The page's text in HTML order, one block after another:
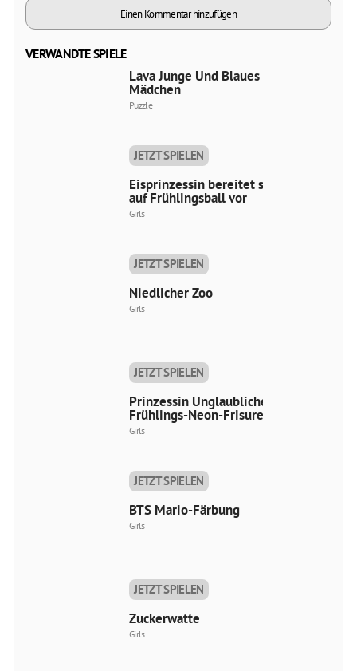
Einen Kommentar hinzufügen
VERWANDTE SPIELE
Lava Junge Und Blaues
Mädchen
Puzzle
JETZT SPIELEN
Eisprinzessin bereitet sich
auf Frühlingsball vor
Girls
JETZT SPIELEN
Niedlicher Zoo
Girls
JETZT SPIELEN
Prinzessin Unglaubliche
Frühlings-Neon-Frisuren
Girls
JETZT SPIELEN
BTS Mario-Färbung
Girls
JETZT SPIELEN
Zuckerwatte
Girls